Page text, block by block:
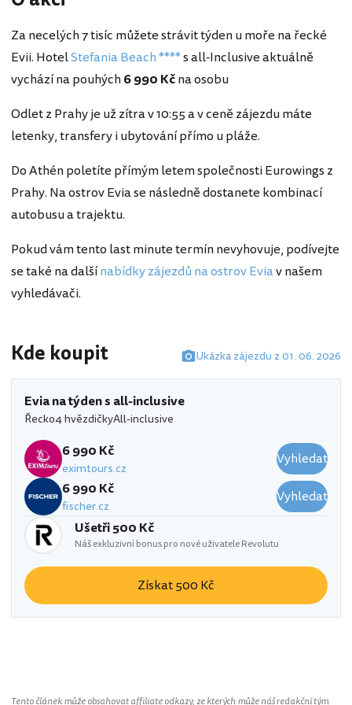
Za necelých 7 tisíc můžete strávit týden u moře na řecké
Evii. HotelStefania Beach ****s all-Inclusive aktuálně
vychází na pouhých6 990 Kčna osobu
Odlet z Prahy je už zítra v 10:55 a v ceně zájezdu máte
letenky, transfery i ubytování přímo u pláže.
Do Athén poletíte přímým letem společnosti Eurowings z
Prahy. Na ostrov Evia se následně dostanete kombinací
autobusu a trajektu.
Pokud vám tento last minute termín nevyhovuje, podívejte
se také na dalšínabídky zájezdů na ostrov Eviav našem
vyhledávači.
Kde koupit Ukázka zájezdu z 01. 06. 2026
Evia na týden s all-inclusive
Řecko4 hvězdičkyAll-inclusive
6 990 Kč
eximtours.cz
Vyhledat
6 990 Kč
fischer.cz
Vyhledat
Ušetři 500 Kč
Náš exkluzivní bonus pro nové uživatele Revolutu
Získat 500 Kč
Tento článek může obsahovat affiliate odkazy, ze kterých může náš redakční tým